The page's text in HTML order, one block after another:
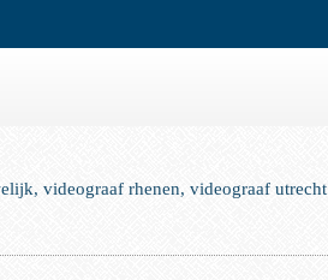
videograaf rhenen, videograaf utrecht